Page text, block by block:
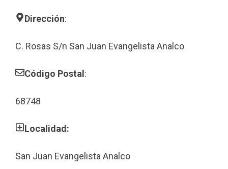
Dirección:
C. Rosas S/n San Juan Evangelista Analco
Código Postal :
68748
Localidad:
San Juan Evangelista Analco